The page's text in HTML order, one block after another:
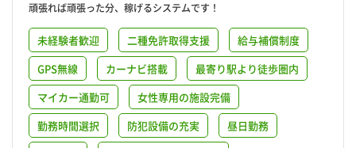
頑張れば頑張った分、稼げるシステムです！
未経験者歓迎 二種免許取得支援
給与補償制度
GPS無線
カーナビ搭載
最寄り駅より徒歩圏内
マイカー通勤可
女性専用の施設完備
勤務時間選択
防犯設備の充実
昼日勤務